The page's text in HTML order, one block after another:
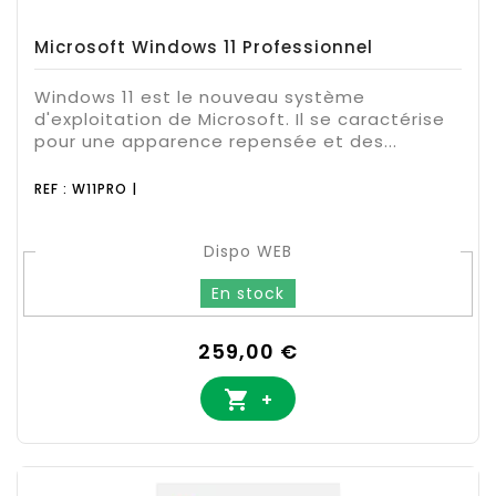
Microsoft Windows 11 Professionnel
Windows 11 est le nouveau système
d'exploitation de Microsoft. Il se caractérise
pour une apparence repensée et des...
REF : W11PRO |
Dispo WEB
En stock
Prix
259,00 €
 +